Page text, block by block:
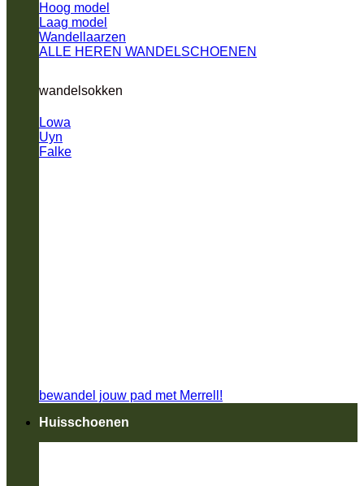
Hoog model
Laag model
Wandellaarzen
ALLE HEREN WANDELSCHOENEN
wandelsokken
Lowa
Uyn
Falke
bewandel jouw pad met Merrell!
Huisschoenen